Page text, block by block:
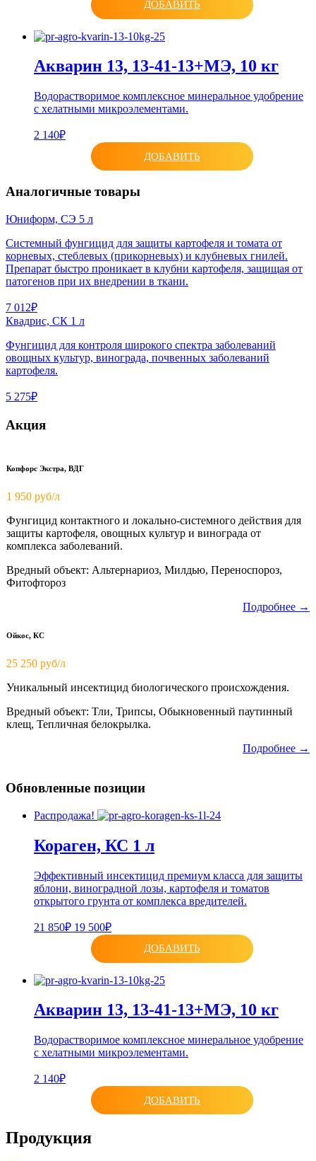
ДОБАВИТЬ
Акварин 13, 13-41-13+МЭ, 10 кг
Водорастворимое комплексное минеральное удобрение
с хелатными микроэлементами.
2 140₽
ДОБАВИТЬ
Аналогичные товары
Юниформ, СЭ 5 л
Системный фунгицид для защиты картофеля и томата от
корневых, стеблевых (прикорневых) и клубневых гнилей.
Препарат быстро проникает в клубни картофеля, защищая от
патогенов при их внедрении в ткани.
7 012₽
Квадрис, СК 1 л
Фунгицид для контроля широкого спектра заболеваний
овощных культур, винограда, почвенных заболеваний
картофеля.
5 275₽
Акция
Копфорс Экстра, ВДГ
1 950 руб/л
Фунгицид контактного и локально-системного действия для
защиты картофеля, овощных культур и винограда от
комплекса заболеваний.
Вредный объект: Альтернариоз, Милдью, Переноспороз,
Фитофтороз
Подробнее →
Ойкос, КС
25 250 руб/л
Уникальный инсектицид биологического происхождения.
Вредный объект: Тли, Трипсы, Обыкновенный паутинный
клещ, Тепличная белокрылка.
Подробнее →
Обновленные позиции
Распродажа!
Кораген, КС 1 л
Эффективный инсектицид премиум класса для защиты
яблони, виноградной лозы, картофеля и томатов
открытого грунта от комплекса вредителей.
21 850₽ 19 500₽
ДОБАВИТЬ
Акварин 13, 13-41-13+МЭ, 10 кг
Водорастворимое комплексное минеральное удобрение
с хелатными микроэлементами.
2 140₽
ДОБАВИТЬ
Продукция